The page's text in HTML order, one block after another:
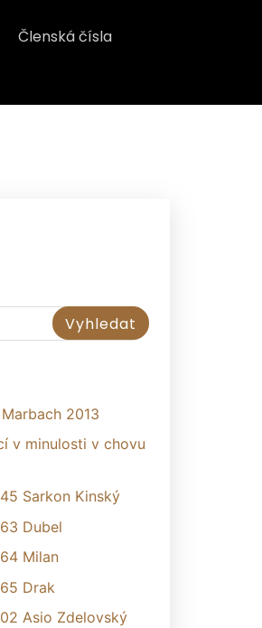
Členská čísla
2013
v minulosti v chovu
Sarkon Kinský
Dubel
Milan
Drak
Asio Zdelovský